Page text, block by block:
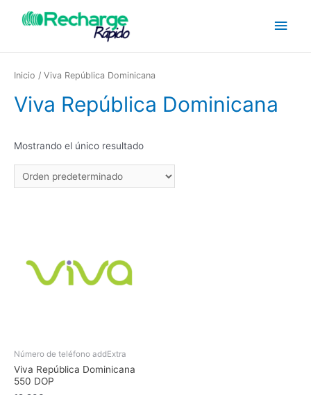
Inicio / Viva República Dominicana
Viva República Dominicana
Mostrando el único resultado
Número de teléfono addExtra
Viva República Dominicana
550 DOP